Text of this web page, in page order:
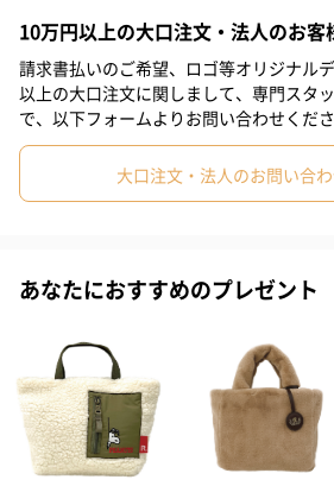
「シナモロール」
持ち方も取り付けも“自由自在”
ショルダーバッグはもちろん、パンツの
好きなところに装着して使用できます。
好きなものを入れよう！
10万円以上の大口注文・法人のお客
請求書払いのご希望、ロゴ等オリジナル
以上の大口注文に関しまして、専門スタ
で、以下フォームよりお問い合わせくださ
大口注文・法人のお問い合
あなたにおすすめのプレゼント